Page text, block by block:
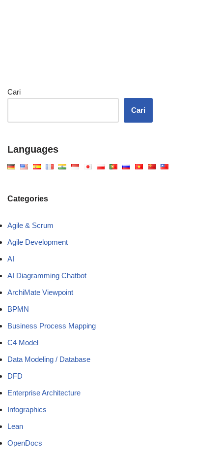
Cari
Cari
Languages
Categories
Agile & Scrum
Agile Development
AI
AI Diagramming Chatbot
ArchiMate Viewpoint
BPMN
Business Process Mapping
C4 Model
Data Modeling / Database
DFD
Enterprise Architecture
Infographics
Lean
OpenDocs